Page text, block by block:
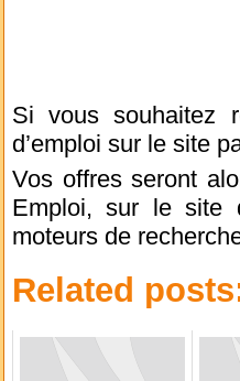
Si vous souhaitez
d’emploi sur le site
Vos offres seront
Emploi, sur le site
moteurs de
Related